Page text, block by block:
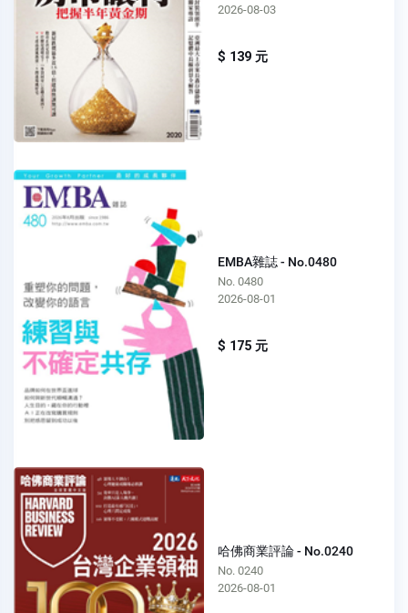
2026-08-03
$ 139 元
EMBA雜誌 - No.0480
No. 0480
2026-08-01
$ 175 元
哈佛商業評論 - No.0240
No. 0240
2026-08-01